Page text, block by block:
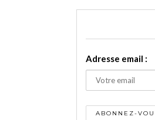
Adresse email :